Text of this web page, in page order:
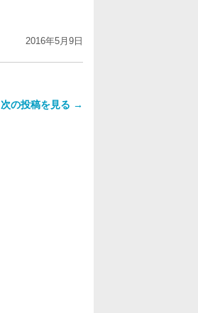
2016年5月9日
次の投稿を見る →